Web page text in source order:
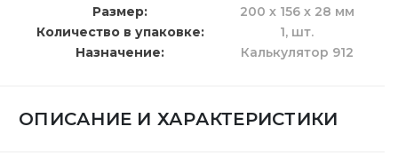
Размер
200 х 156 х 28 мм
Количество в упаковке
1, шт.
Назначение
Калькулятор 912
ОПИСАНИЕ И ХАРАКТЕРИСТИКИ